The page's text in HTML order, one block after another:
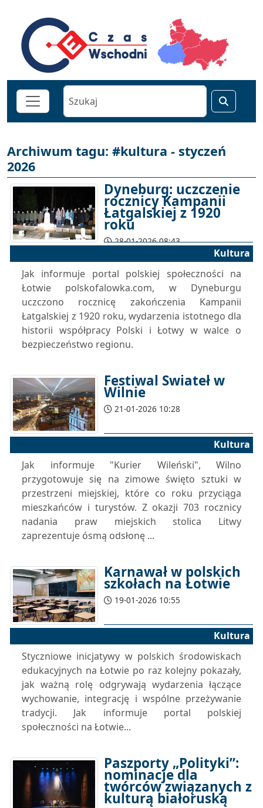
Archiwum tagu: #kultura - styczeń
2026
Dyneburg: uczczenie
rocznicy Kampanii
Łatgalskiej z 1920
roku
28-01-2026 08:43
Kultura
Jak informuje portal polskiej społeczności na
Łotwie polskofalowka.com, w Dyneburgu
uczczono rocznicę zakończenia Kampanii
Łatgalskiej z 1920 roku, wydarzenia istotnego dla
historii współpracy Polski i Łotwy w walce o
bezpieczeństwo regionu.
Festiwal Świateł w
Wilnie
21-01-2026 10:28
Kultura
Jak informuje "Kurier Wileński", Wilno
przygotowuje się na zimowe święto sztuki w
przestrzeni miejskiej, które co roku przyciąga
mieszkańców i turystów. Z okazji 703 rocznicy
nadania praw miejskich stolica Litwy
zaprezentuje ósmą odsłonę ...
Karnawał w polskich
szkołach na Łotwie
19-01-2026 10:55
Kultura
Styczniowe inicjatywy w polskich środowiskach
edukacyjnych na Łotwie po raz kolejny pokazały,
jak ważną rolę odgrywają wydarzenia łączące
wychowanie, integrację i wspólne przeżywanie
tradycji. Jak informuje portal polskiej
społeczności na Łotwie...
Paszporty „Polityki”:
nominacje dla
twórców związanych z
kulturą białoruską